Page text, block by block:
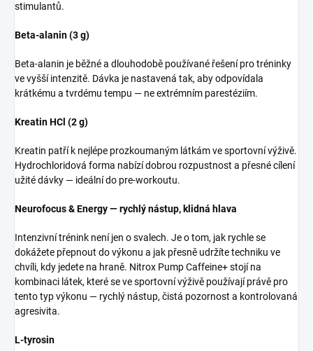
stimulantů.
Beta-alanin (3 g)
Beta-alanin je běžné a dlouhodobě používané řešení pro tréninky
ve vyšší intenzitě. Dávka je nastavená tak, aby odpovídala
krátkému a tvrdému tempu — ne extrémním parestéziím.
Kreatin HCl (2 g)
Kreatin patří k nejlépe prozkoumaným látkám ve sportovní výživě.
Hydrochloridová forma nabízí dobrou rozpustnost a přesné cílení
užité dávky — ideální do pre-workoutu.
Neurofocus & Energy — rychlý nástup, klidná hlava
Intenzivní trénink není jen o svalech. Je o tom, jak rychle se
dokážete přepnout do výkonu a jak přesně udržíte techniku ve
chvíli, kdy jedete na hraně. Nitrox Pump Caffeine+ stojí na
kombinaci látek, které se ve sportovní výživě používají právě pro
tento typ výkonu — rychlý nástup, čistá pozornost a kontrolovaná
agresivita.
L-tyrosin